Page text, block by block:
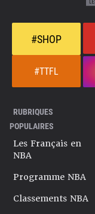
#SHOP
#TTFL
RUBRIQUES
POPULAIRES
Les Français en
NBA
Programme NBA
Classements NBA